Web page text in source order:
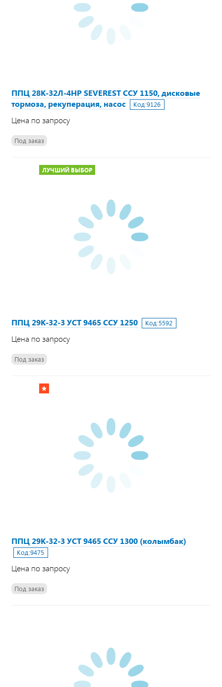
ППЦ 28К-32Л-4НР SEVEREST ССУ 1150, дисковые
тормоза, рекуперация, насос
Код:9126
Цена по запросу
Под заказ
ЛУЧШИЙ ВЫБОР
ППЦ 29К-32-3 УСТ 9465 ССУ 1250 Код:5592
Цена по запросу
Под заказ
ППЦ 29К-32-3 УСТ 9465 ССУ 1300 (колымбак)
Код:9475
Цена по запросу
Под заказ